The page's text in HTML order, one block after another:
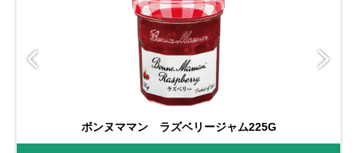
ボンヌママン ラズベリージャム225G